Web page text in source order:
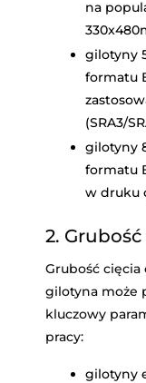
na
gilotyny
formatu
(SRA3/
gilotyny
formatu
w druku
2.
Grubość cięcia
gilotyna może
kluczowy
pracy:
gilotyny